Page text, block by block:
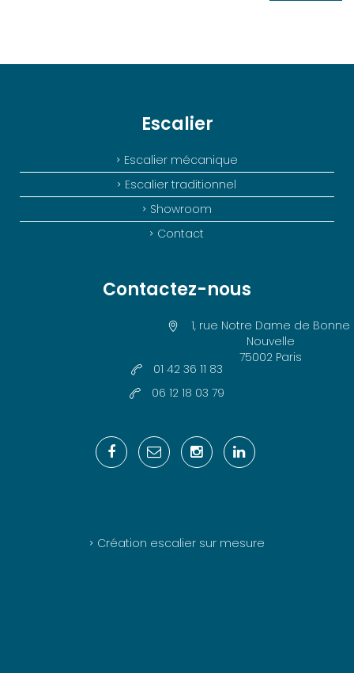
Escalier
Escalier mécanique
Escalier traditionnel
Showroom
Contact
Contactez-nous
1, rue Notre Dame de Bonne
Nouvelle
75002 Paris
01 42 36 11 83
06 12 18 03 79
Création escalier sur mesure